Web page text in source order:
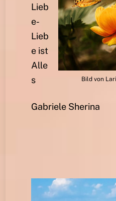
Bild von
Lieb
e-
Lieb
e ist
Alle
s
Gabriele Sherina